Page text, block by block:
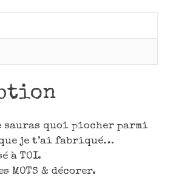
sauras quoi piocher parmi
que je t’ai fabriqué…
à TOI.
MOTS & décorer.